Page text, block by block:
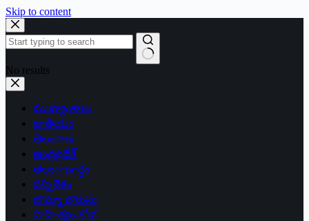
Skip to content
No results
ముఖ్యాంశాలు
జాతీయం
తెలంగాణ
ఆంధ్రప్రదేశ్
తెలంగాణార్థం
సన్నివేశం
బొమ్మా బొరుసు
సాహిత్యం-శోభ